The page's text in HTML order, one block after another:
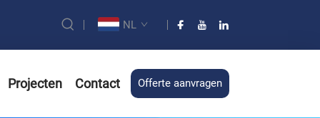
NL
Projecten Contact Offerte aanvragen